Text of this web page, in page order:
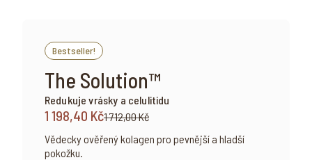
Bestseller!
The Solution™
Redukuje vrásky a celulitidu
1 198,40 Kč1 712,00 Kč
Vědecky ověřený kolagen pro pevnější a hladší
pokožku.